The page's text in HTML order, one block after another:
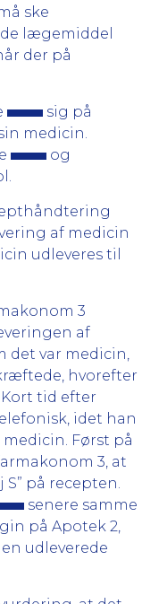
ske
lægemiddel
der på
sig på
medicin.
og
af medicin
udleveres til
3
af
det var medicin,
hvorefter
tid efter
idet han
Først på
3, at
på recepten.
senere samme
på Apotek 2,
udleverede